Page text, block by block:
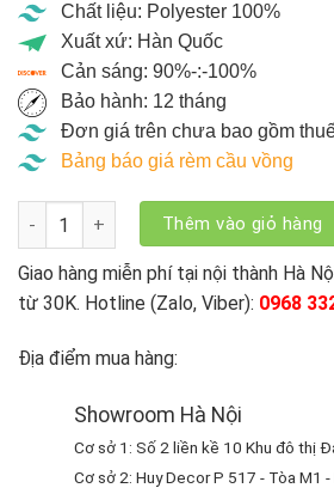
Chất liệu: Polyester 100%
Xuất xứ: Hàn Quốc
Cản sáng: 90%-:-100%
Bảo hành: 12 tháng
Đơn giá trên chưa bao gồm
Bảng báo giá rèm cầu vồng
Rèm Cồng Vồng Modero Hàn Quốc
Thêm vào giỏ hàng
Giao hàng miễn phí tại nội thành Hà
từ 30K. Hotline (Zalo, Viber): 0968
Địa điểm mua hàng:
Showroom Hà Nội
Cơ sở 1: Số 2 liền kề 10 Khu đô thị
Cơ sở 2: Huy Decor P 517 - Tòa M1